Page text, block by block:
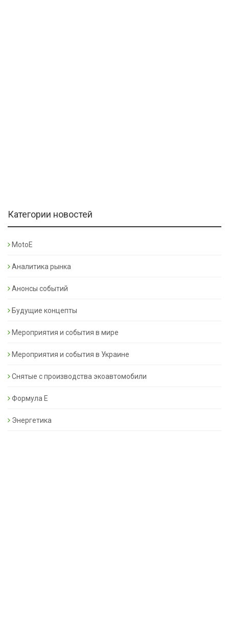
Категории новостей
MotoE
Аналитика рынка
Анонсы событий
Будущие концепты
Мероприятия и события в мире
Мероприятия и события в Украине
Снятые с производства экоавтомобили
Формула Е
Энергетика